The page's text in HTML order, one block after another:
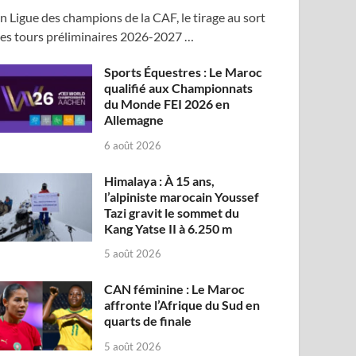
Ligue des champions de la CAF, le tirage au sort
tours préliminaires 2026-2027 …
Sports Équestres : Le Maroc
qualifié aux Championnats
du Monde FEI 2026 en
Allemagne
6 août 2026
Himalaya : À 15 ans,
l’alpiniste marocain Youssef
Tazi gravit le sommet du
Kang Yatse II à 6.250 m
5 août 2026
CAN féminine : Le Maroc
affronte l’Afrique du Sud en
quarts de finale
5 août 2026